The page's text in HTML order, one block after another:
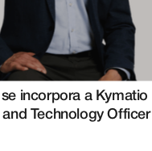
incorpora a Kymatio
Technology Officer